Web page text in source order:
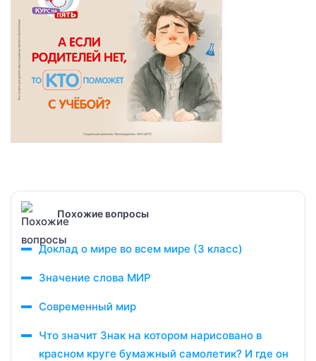
Похожие вопросы
Доклад о мире во всем мире (3 класс)
Значение слова МИР
Современный мир
Что значит Знак на котором нарисовано в
красном круге бумажный самолетик? И где он